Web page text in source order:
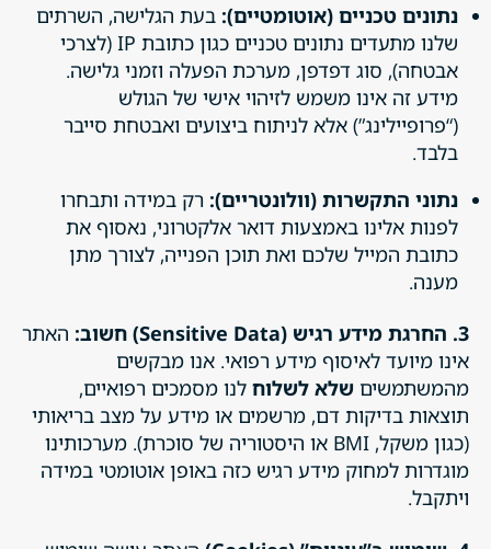
נתונים טכניים (אוטומטיים): בעת הגלישה, השרתים
שלנו מתעדים נתונים טכניים כגון כתובת IP (לצרכי
אבטחה), סוג דפדפן, מערכת הפעלה וזמני גלישה.
מידע זה אינו משמש לזיהוי אישי של הגולש
(“פרופיילינג”) אלא לניתוח ביצועים ואבטחת סייבר
בלבד.
נתוני התקשרות (וולונטריים): רק במידה ותבחרו
לפנות אלינו באמצעות דואר אלקטרוני, נאסוף את
כתובת המייל שלכם ואת תוכן הפנייה, לצורך מתן
מענה.
3. החרגת מידע רגיש (Sensitive Data)
חשוב: האתר
אינו מיועד לאיסוף מידע רפואי. אנו מבקשים
מהמשתמשים שלא לשלוח לנו מסמכים רפואיים,
תוצאות בדיקות דם, מרשמים או מידע על מצב בריאותי
(כגון משקל, BMI או היסטוריה של סוכרת). מערכותינו
מוגדרות למחוק מידע רגיש כזה באופן אוטומטי במידה
ויתקבל.